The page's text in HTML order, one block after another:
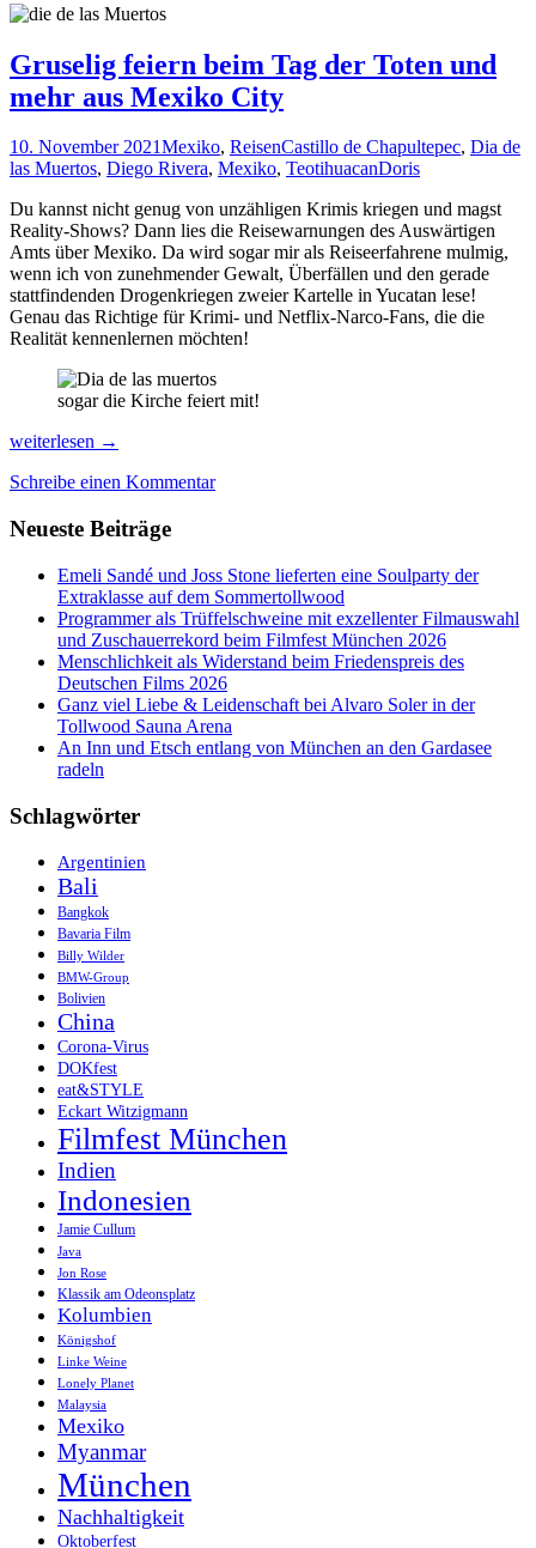
Gruselig feiern beim Tag der Toten und
mehr aus Mexiko City
10. November 2021Mexiko, ReisenCastillo de Chapultepec, Dia de
las Muertos, Diego Rivera, Mexiko, TeotihuacanDoris
Du kannst nicht genug von unzähligen Krimis kriegen und magst
Reality-Shows? Dann lies die Reisewarnungen des Auswärtigen
Amts über Mexiko. Da wird sogar mir als Reiseerfahrene mulmig,
wenn ich von zunehmender Gewalt, Überfällen und den gerade
stattfindenden Drogenkriegen zweier Kartelle in Yucatan lese!
Genau das Richtige für Krimi- und Netflix-Narco-Fans, die die
Realität kennenlernen möchten!
sogar die Kirche feiert mit!
Gruselig
beim
der
Mexiko
City
weiterlesen →
Schreibe einen Kommentar
Neueste Beiträge
Emeli Sandé und Joss Stone lieferten eine Soulparty der
Extraklasse auf dem Sommertollwood
Programmer als Trüffelschweine mit exzellenter Filmauswahl
und Zuschauerrekord beim Filmfest München 2026
Menschlichkeit als Widerstand beim Friedenspreis des
Deutschen Films 2026
Ganz viel Liebe & Leidenschaft bei Alvaro Soler in der
Tollwood Sauna Arena
An Inn und Etsch entlang von München an den Gardasee
radeln
Schlagwörter
Argentinien
Bali
Bangkok
Bavaria Film
Billy Wilder
BMW-Group
Bolivien
China
Corona-Virus
DOKfest
eat&STYLE
Eckart Witzigmann
Filmfest München
Indien
Indonesien
Jamie Cullum
Java
Jon Rose
Klassik am Odeonsplatz
Kolumbien
Königshof
Linke Weine
Lonely Planet
Malaysia
Mexiko
Myanmar
München
Nachhaltigkeit
Oktoberfest